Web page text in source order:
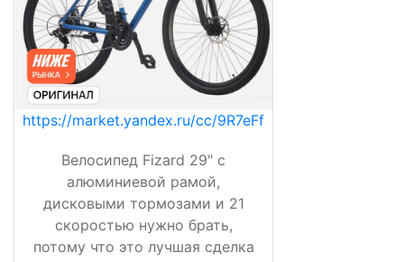
https://market.yandex.ru/cc/9R7eFf
Велосипед Fizard 29" с
алюминиевой рамой,
дисковыми тормозами и 21
скоростью нужно брать,
потому что это лучшая сделка